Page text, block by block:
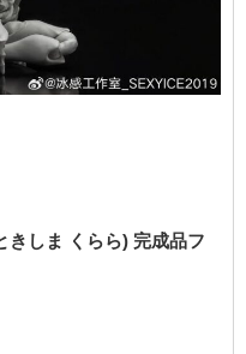
きしま くらら) 完成品フ